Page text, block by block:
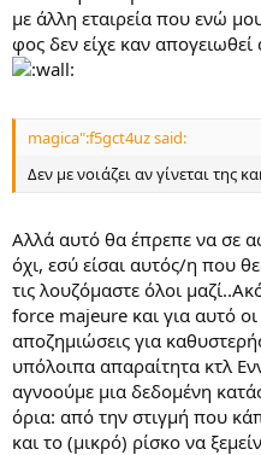
με άλλη εταιρεία που ενώ
φος δεν είχε καν
magica":f5gct4uz said:
Δεν με νοιάζει αν γίνεται της
Αλλά αυτό θα έπρεπε να σε
όχι, εσύ είσαι αυτός/η που
τις λουζόμαστε όλοι
force majeure και για αυτό
αποζημιώσεις για
υπόλοιπα απαραίτητα κτλ
αγνοούμε μια δεδομένη
όρια: από την στιγμή που
και το (μικρό) ρίσκο να